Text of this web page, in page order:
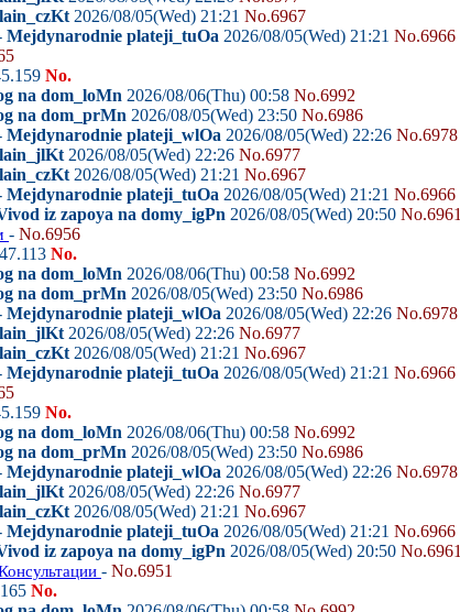
2026/08/05(Wed) 21:21 No.6967
Mejdynarodnie plateji_tuOa 2026/08/05(Wed) 21:21 No.6966
No.
na dom_loMn 2026/08/06(Thu) 00:58 No.6992
na dom_prMn 2026/08/05(Wed) 23:50 No.6986
Mejdynarodnie plateji_wlOa 2026/08/05(Wed) 22:26 No.6978
2026/08/05(Wed) 22:26 No.6977
2026/08/05(Wed) 21:21 No.6967
Mejdynarodnie plateji_tuOa 2026/08/05(Wed) 21:21 No.6966
iz zapoya na domy_igPn 2026/08/05(Wed) 20:50 No.6961
- No.6956
No.
na dom_loMn 2026/08/06(Thu) 00:58 No.6992
na dom_prMn 2026/08/05(Wed) 23:50 No.6986
Mejdynarodnie plateji_wlOa 2026/08/05(Wed) 22:26 No.6978
2026/08/05(Wed) 22:26 No.6977
2026/08/05(Wed) 21:21 No.6967
Mejdynarodnie plateji_tuOa 2026/08/05(Wed) 21:21 No.6966
No.
na dom_loMn 2026/08/06(Thu) 00:58 No.6992
na dom_prMn 2026/08/05(Wed) 23:50 No.6986
Mejdynarodnie plateji_wlOa 2026/08/05(Wed) 22:26 No.6978
2026/08/05(Wed) 22:26 No.6977
2026/08/05(Wed) 21:21 No.6967
Mejdynarodnie plateji_tuOa 2026/08/05(Wed) 21:21 No.6966
iz zapoya na domy_igPn 2026/08/05(Wed) 20:50 No.6961
- No.6951
No.